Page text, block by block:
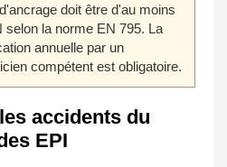
doit être d'au moins
selon la norme EN 795. La
annuelle par un
compétent est obligatoire.
accidents du
EPI